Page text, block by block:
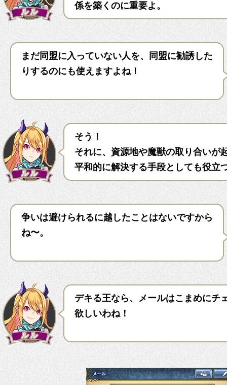
係を築くのに重要よ。
まだ同盟に入っていない人を、同盟に勧誘した
りするのにも使えますよね！
そう！
それに、資源地や魔獣の取り合いが
平和的に解決する手段としても役立
争いは避けられるに越したことはないですから
ね〜。
デキる王なら、メールはこまめにチ
欲しいわね！